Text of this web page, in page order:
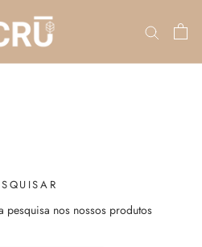
pesquisa nos nossos produtos